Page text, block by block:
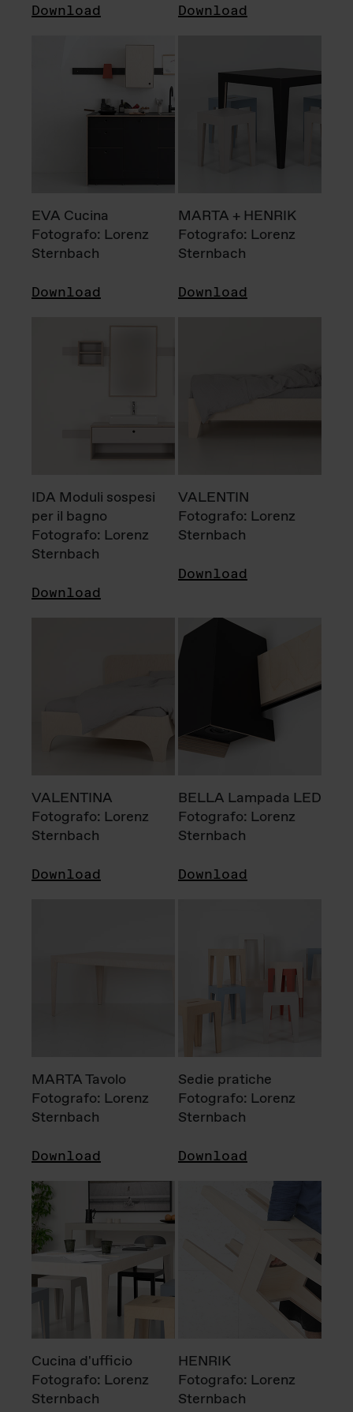
Download Download
EVA Cucina
Fotografo: Lorenz
Sternbach
Download
MARTA + HENRIK
Fotografo: Lorenz
Sternbach
Download
IDA Moduli sospesi
per il bagno
Fotografo: Lorenz
Sternbach
Download
VALENTIN
Fotografo: Lorenz
Sternbach
Download
VALENTINA
Fotografo: Lorenz
Sternbach
Download
BELLA Lampada LED
Fotografo: Lorenz
Sternbach
Download
MARTA Tavolo
Fotografo: Lorenz
Sternbach
Download
Sedie pratiche
Fotografo: Lorenz
Sternbach
Download
Cucina d'ufficio
Fotografo: Lorenz
Sternbach
HENRIK
Fotografo: Lorenz
Sternbach